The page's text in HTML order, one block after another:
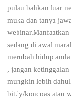
pulau bahkan luar
muka dan tanya
sedang di awal
merubah hidup
, jangan ketinggalan
mungkin lebih
bit.ly/koncoas atau